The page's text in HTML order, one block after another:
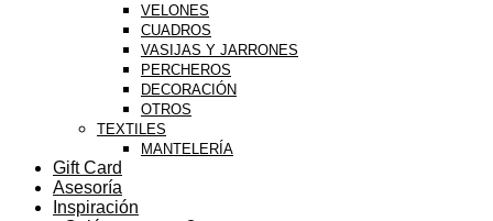
VELONES
CUADROS
VASIJAS Y JARRONES
PERCHEROS
DECORACIÓN
OTROS
TEXTILES
MANTELERÍA
Gift Card
Asesoría
Inspiración